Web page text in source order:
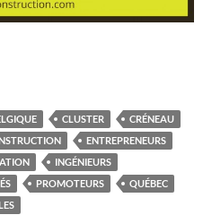
Québec-
CLUSTER
CRÉNEAU
ENTREPRENEURS
INGÉNIEURS
PROMOTEURS
QUÉBEC